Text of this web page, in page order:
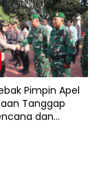
Pimpin Apel
Tanggap
dan